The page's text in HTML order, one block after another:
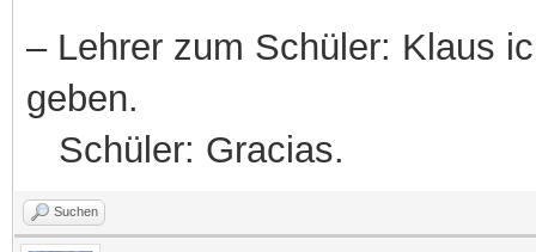
– Lehrer zum Schüler: Klaus
geben.
Schüler: Gracias.
Suchen